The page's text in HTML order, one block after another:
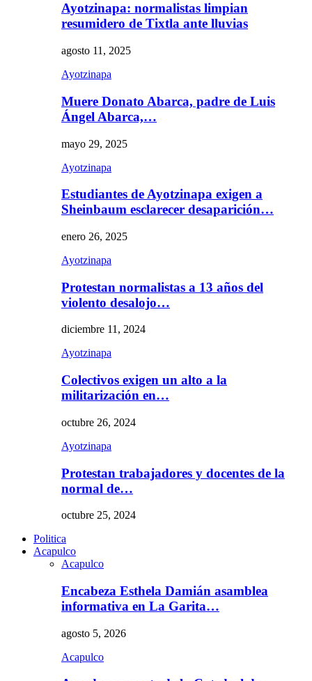
Ayotzinapa: normalistas limpian
resumidero de Tixtla ante lluvias
agosto 11, 2025
Ayotzinapa
Muere Donato Abarca, padre de Luis
Ángel Abarca,…
mayo 29, 2025
Ayotzinapa
Estudiantes de Ayotzinapa exigen a
Sheinbaum esclarecer desaparición…
enero 26, 2025
Ayotzinapa
Protestan normalistas a 13 años del
violento desalojo…
diciembre 11, 2024
Ayotzinapa
Colectivos exigen un alto a la
militarización en…
octubre 26, 2024
Ayotzinapa
Protestan trabajadores y docentes de la
normal de…
octubre 25, 2024
Politica
Acapulco
Acapulco
Encabeza Esthela Damián asamblea
informativa en La Garita…
agosto 5, 2026
Acapulco